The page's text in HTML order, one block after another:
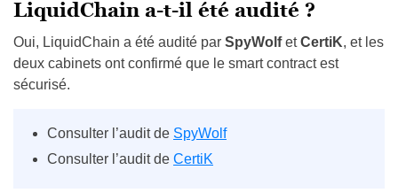
LiquidChain a-t-il été audité ?
Oui, LiquidChain a été audité par SpyWolfetCertiK, et les
deux cabinets ont confirmé que le smart contract est
sécurisé.
Consulter l’audit de SpyWolf
Consulter l’audit de CertiK